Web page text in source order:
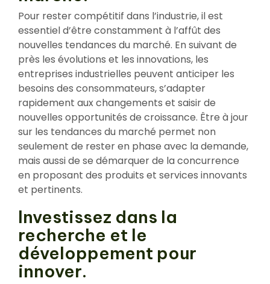
Pour rester compétitif dans l’industrie, il est
essentiel d’être constamment à l’affût des
nouvelles tendances du marché. En suivant de
près les évolutions et les innovations, les
entreprises industrielles peuvent anticiper les
besoins des consommateurs, s’adapter
rapidement aux changements et saisir de
nouvelles opportunités de croissance. Être à jour
sur les tendances du marché permet non
seulement de rester en phase avec la demande,
mais aussi de se démarquer de la concurrence
en proposant des produits et services innovants
et pertinents.
Investissez dans la
recherche et le
développement pour
innover.